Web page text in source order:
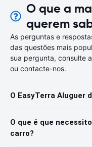
O que a
querem
As perguntas e
das questões mais
sua pergunta, consulte
ou contacte-nos.
O EasyTerra Aluguer
O que é que
carro?